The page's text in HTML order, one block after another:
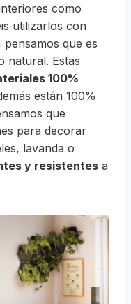
como
utilizarlos con
que es
natural. Estas
100%
están 100%
que
para decorar
lavanda o
y resistentes a